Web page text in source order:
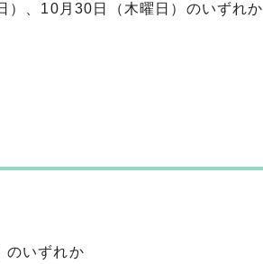
）、10月30日（木曜日）のいずれか
のいずれか